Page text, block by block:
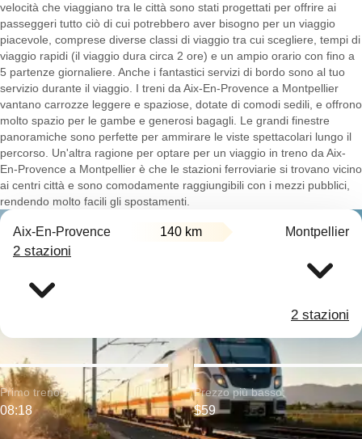
velocità che viaggiano tra le città sono stati progettati per offrire ai
passeggeri tutto ciò di cui potrebbero aver bisogno per un viaggio
piacevole, comprese diverse classi di viaggio tra cui scegliere, tempi di
viaggio rapidi (il viaggio dura circa 2 ore) e un ampio orario con fino a
5 partenze giornaliere. Anche i fantastici servizi di bordo sono al tuo
servizio durante il viaggio. I treni da Aix-En-Provence a Montpellier
vantano carrozze leggere e spaziose, dotate di comodi sedili, e offrono
molto spazio per le gambe e generosi bagagli. Le grandi finestre
panoramiche sono perfette per ammirare le viste spettacolari lungo il
percorso. Un'altra ragione per optare per un viaggio in treno da Aix-
En-Provence a Montpellier è che le stazioni ferroviarie si trovano vicino
ai centri città e sono comodamente raggiungibili con i mezzi pubblici,
rendendo molto facili gli spostamenti.
Aix-En-Provence 140 km Montpellier
2 stazioni
2 stazioni
Primo treno:
08:18
Prezzo più basso:
$59